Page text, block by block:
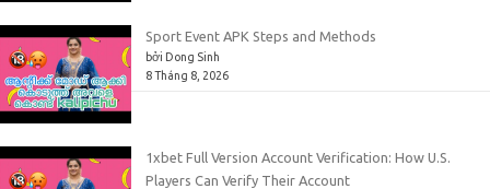
Sport Event APK Steps and Methods
bởi Dong Sinh
8 Tháng 8, 2026
1xbet Full Version Account Verification: How U.S.
Players Can Verify Their Account